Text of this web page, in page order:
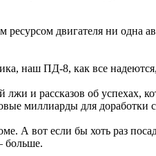
ресурсом двигателя ни
наш ПД-8, как все
лжи и рассказов об успехах,
миллиарды для доработки
А вот если бы хоть раз
больше.